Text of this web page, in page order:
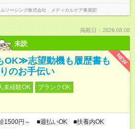
ルソーシング株式会社 メディカルケア事業部
掲載日：2026.08.08
未読
NEW
OK≫志望動機も履歴書も
のお手伝い
未経験OK
ブランクOK
1500円～ ■週払いOK ■扶養内OK